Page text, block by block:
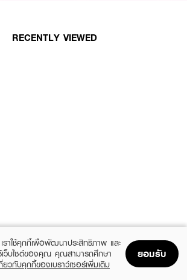
RECENTLY VIEWED
ราใช้คุกกี้เพื่อพัฒนาประสิทธิภาพ และ
เว็บไซต์ของคุณ คุณสามารถศึกษา
ยวกับคุกกี้ของเบราว์เซอร์เพิ่มเติม
ยอมรับ